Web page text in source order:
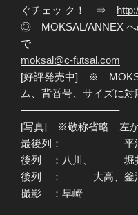
ぐチェッ ク！ ⇒
◎ MOKSAL/ANNEX へ
で
moksal@c-futsal.com
[好評発売中] ※
ム、背番号、サイズ
—————————–
[写真] ※敬称省略 左
最後列： 平
後列 ：八川、 堀井
後列 ： 大高、釜澤
撮影 ：早崎